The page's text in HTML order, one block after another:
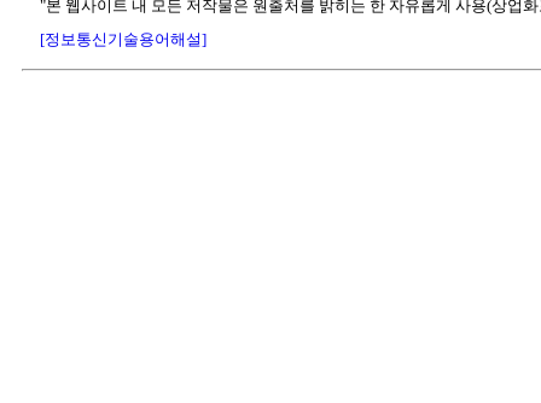
"본 웹사이트 내 모든 저작물은 원출처를 밝히는 한 자유롭게 사용(상업
[정보통신기술용어해설]